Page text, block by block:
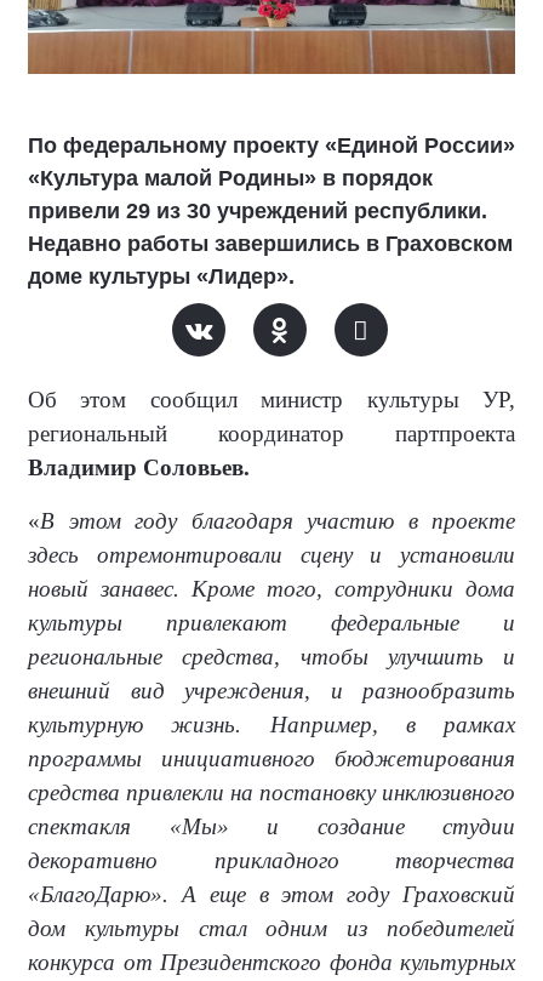
По федеральному проекту «Единой России»
«Культура малой Родины» в порядок
привели 29 из 30 учреждений республики.
Недавно работы завершились в Граховском
доме культуры «Лидер».
Об этом сообщил министр культуры УР,
региональный координатор партпроекта
Владимир Соловьев.
«В этом году благодаря участию в проекте
здесь отремонтировали сцену и установили
новый занавес. Кроме того, сотрудники дома
культуры привлекают федеральные и
региональные средства, чтобы улучшить и
внешний вид учреждения, и разнообразить
культурную жизнь. Например, в рамках
программы инициативного бюджетирования
средства привлекли на постановку инклюзивного
спектакля «Мы» и создание студии
декоративно прикладного творчества
«БлагоДарю». А еще в этом году Граховский
дом культуры стал одним из победителей
конкурса от Президентского фонда культурных